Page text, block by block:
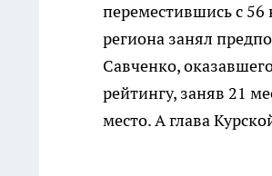
переместившись с
региона занял
Савченко,
рейтингу, заняв 21
место. А глава